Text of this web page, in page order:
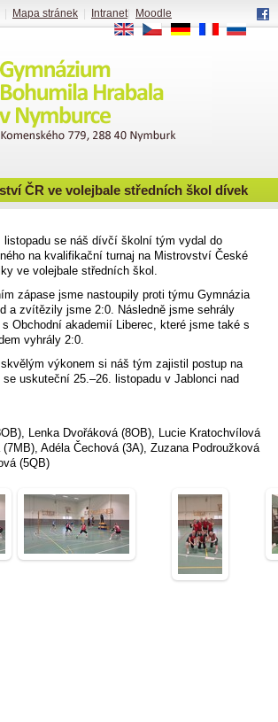
ČR ve volejbale středních škol dívek
listopadu se náš dívčí školní tým vydal do
na kvalifikační turnaj na Mistrovství České
ve volejbale středních škol.
zápase jsme nastoupily proti týmu Gymnázia
a zvítězily jsme 2:0. Následně jsme sehrály
Obchodní akademií Liberec, které jsme také s
vyhrály 2:0.
výkonem si náš tým zajistil postup na
uskuteční 25.–26. listopadu v Jablonci nad
Lenka Dvořáková (8OB), Lucie Kratochvílová
Adéla Čechová (3A), Zuzana Podroužková
(5QB)
Mapa stránek Intranet|
Moodle
EN
CS DE FR RU